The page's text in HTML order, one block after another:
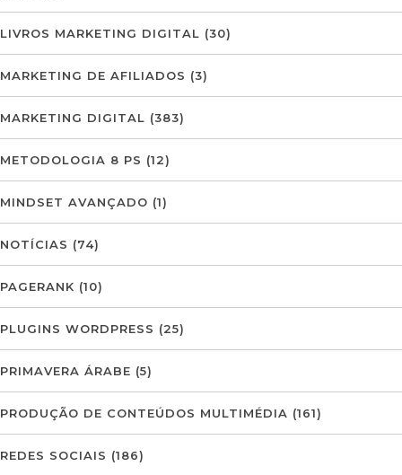
LIVROS MARKETING DIGITAL (30)
MARKETING DE AFILIADOS (3)
MARKETING DIGITAL (383)
METODOLOGIA 8 PS (12)
MINDSET AVANÇADO (1)
NOTÍCIAS (74)
PAGERANK (10)
PLUGINS WORDPRESS (25)
PRIMAVERA ÁRABE (5)
PRODUÇÃO DE CONTEÚDOS MULTIMÉDIA (161)
REDES SOCIAIS (186)